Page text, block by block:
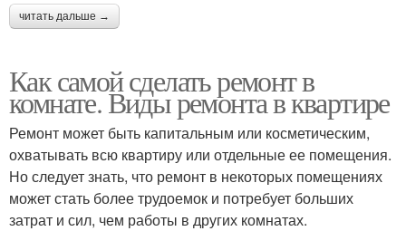
читать дальше →
Как самой сделать ремонт в
комнате. Виды ремонта в квартире
Ремонт может быть капитальным или косметическим,
охватывать всю квартиру или отдельные ее помещения.
Но следует знать, что ремонт в некоторых помещениях
может стать более трудоемок и потребует больших
затрат и сил, чем работы в других комнатах.